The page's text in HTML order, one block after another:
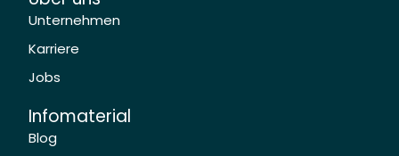
Unternehmen
Karriere
Jobs
Infomaterial
Blog